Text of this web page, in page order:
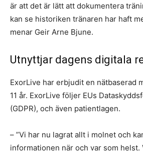
är att det är lätt att dokumentera
kan se historiken tränaren har haft
menar Geir Arne Bjune.
Utnyttjar dagens digitala
ExorLive har erbjudit en nätbaserad
11 år. ExorLive följer EUs
(GDPR), och även patientlagen.
– ”Vi har nu lagrat allt i molnet och
informationen när och var som helst.